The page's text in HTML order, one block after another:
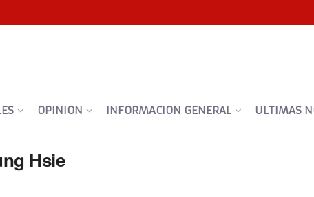
OPINION INFORMACION GENERAL ULTIMAS
Hsie